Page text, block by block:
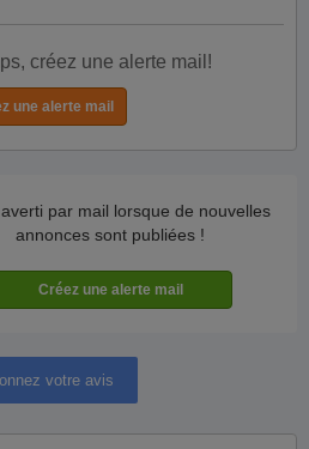
créez une alerte mail!
par mail lorsque de nouvelles
annonces sont publiées !
votre avis